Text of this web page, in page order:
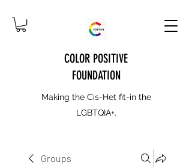
COLOR POSITIVE
FOUNDATION
Making the Cis-Het fit-in the
LGBTQIA+.
Groups